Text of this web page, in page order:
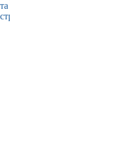
та
страхування